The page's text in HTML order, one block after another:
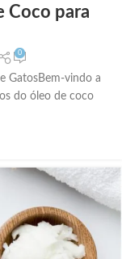
Coco para
0
GatosBem-vindo a
do óleo de coco